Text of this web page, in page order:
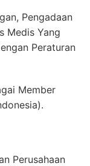
Pengadaan
Medis Yang
Peraturan
Member
Perusahaan